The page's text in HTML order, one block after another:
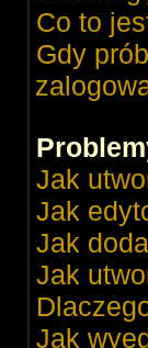
Co to
Gdy
Jak
Jak
Jak
Jak
Jak